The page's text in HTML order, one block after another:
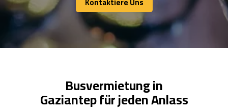
Kontaktiere Uns
Busvermietung in
Gaziantep für jeden Anlass